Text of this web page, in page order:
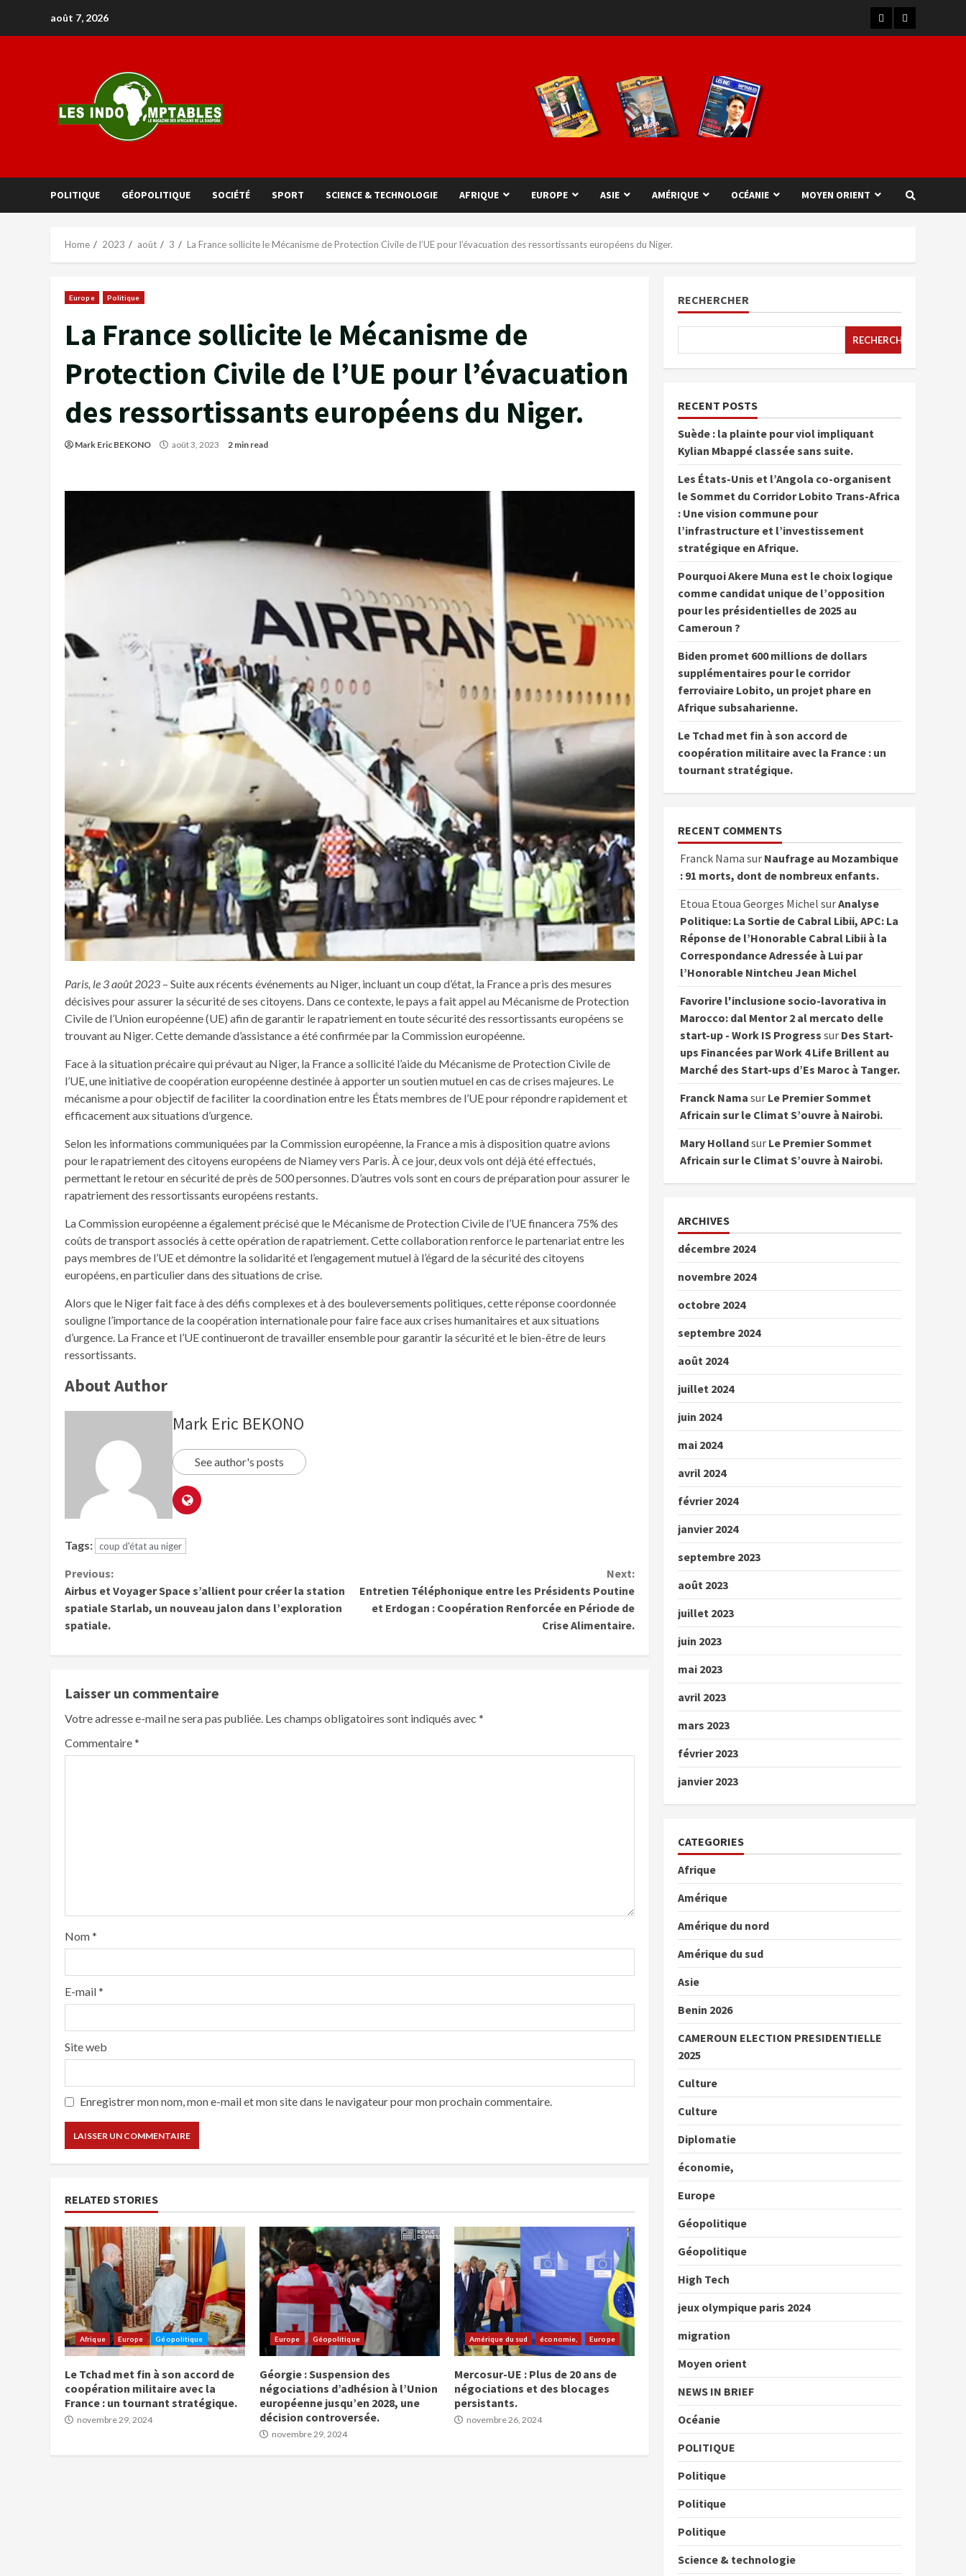
août 7, 2026
POLITIQUE GÉOPOLITIQUE SOCIÉTÉ SPORT SCIENCE & TECHNOLOGIE AFRIQUE EUROPE ASIE AMÉRIQUE OCÉANIE MOYEN ORIENT
Home 2023 août 3 La France sollicite le Mécanisme de Protection Civile de l’UE pour l’évacuation des ressortissants européens du Niger.
Europe Politique
La France sollicite le Mécanisme de
Protection Civile de l’UE pour l’évacuation
des ressortissants européens du Niger.
Mark Eric BEKONO août 3, 2023 2 min read
Paris, le 3 août 2023 – Suite aux récents événements au Niger, incluant un coup d’état, la France a pris des mesures
décisives pour assurer la sécurité de ses citoyens. Dans ce contexte, le pays a fait appel au Mécanisme de Protection
Civile de l’Union européenne (UE) afin de garantir le rapatriement en toute sécurité des ressortissants européens se
trouvant au Niger. Cette demande d’assistance a été confirmée par la Commission européenne.
Face à la situation précaire qui prévaut au Niger, la France a sollicité l’aide du Mécanisme de Protection Civile de
l’UE, une initiative de coopération européenne destinée à apporter un soutien mutuel en cas de crises majeures. Le
mécanisme a pour objectif de faciliter la coordination entre les États membres de l’UE pour répondre rapidement et
efficacement aux situations d’urgence.
Selon les informations communiquées par la Commission européenne, la France a mis à disposition quatre avions
pour le rapatriement des citoyens européens de Niamey vers Paris. À ce jour, deux vols ont déjà été effectués,
permettant le retour en sécurité de près de 500 personnes. D’autres vols sont en cours de préparation pour assurer le
rapatriement des ressortissants européens restants.
La Commission européenne a également précisé que le Mécanisme de Protection Civile de l’UE financera 75% des
coûts de transport associés à cette opération de rapatriement. Cette collaboration renforce le partenariat entre les
pays membres de l’UE et démontre la solidarité et l’engagement mutuel à l’égard de la sécurité des citoyens
européens, en particulier dans des situations de crise.
Alors que le Niger fait face à des défis complexes et à des bouleversements politiques, cette réponse coordonnée
souligne l’importance de la coopération internationale pour faire face aux crises humanitaires et aux situations
d’urgence. La France et l’UE continueront de travailler ensemble pour garantir la sécurité et le bien-être de leurs
ressortissants.
About Author
Mark Eric BEKONO
See author's posts
Tags: coup d'état au niger
Previous:
Airbus et Voyager Space s’allient pour créer la station
spatiale Starlab, un nouveau jalon dans l’exploration
spatiale.
Next:
Entretien Téléphonique entre les Présidents Poutine
et Erdogan : Coopération Renforcée en Période de
Crise Alimentaire.
Laisser un commentaire
Votre adresse e-mail ne sera pas publiée. Les champs obligatoires sont indiqués avec *
Commentaire*
Nom*
E-mail*
Site web
Enregistrer mon nom, mon e-mail et mon site dans le navigateur pour mon prochain commentaire.
RELATED STORIES
Afrique Europe Géopolitique
Le Tchad met fin à son accord de
coopération militaire avec la
France : un tournant stratégique.
novembre 29, 2024
Europe Géopolitique
Géorgie : Suspension des
négociations d’adhésion à l’Union
européenne jusqu’en 2028, une
décision controversée.
novembre 29, 2024
Amérique du sud économie, Europe
Mercosur-UE : Plus de 20 ans de
négociations et des blocages
persistants.
novembre 26, 2024
RECHERCHER
RECHERCHER
RECENT POSTS
Suède : la plainte pour viol impliquant
Kylian Mbappé classée sans suite.
Les États-Unis et l’Angola co-organisent
le Sommet du Corridor Lobito Trans-Africa
: Une vision commune pour
l’infrastructure et l’investissement
stratégique en Afrique.
Pourquoi Akere Muna est le choix logique
comme candidat unique de l’opposition
pour les présidentielles de 2025 au
Cameroun ?
Biden promet 600 millions de dollars
supplémentaires pour le corridor
ferroviaire Lobito, un projet phare en
Afrique subsaharienne.
Le Tchad met fin à son accord de
coopération militaire avec la France : un
tournant stratégique.
RECENT COMMENTS
Franck Nama sur Naufrage au Mozambique
: 91 morts, dont de nombreux enfants.
Etoua Etoua Georges Michel surAnalyse
Politique: La Sortie de Cabral Libii, APC: La
Réponse de l’Honorable Cabral Libii à la
Correspondance Adressée à Lui par
l’Honorable Nintcheu Jean Michel
Favorire l'inclusione socio-lavorativa in
Marocco: dal Mentor 2 al mercato delle
start-up - Work IS Progress sur Des Start-
ups Financées par Work 4 Life Brillent au
Marché des Start-ups d’Es Maroc à Tanger.
Franck Nama sur Le Premier Sommet
Africain sur le Climat S’ouvre à Nairobi.
Mary Hollandsur Le Premier Sommet
Africain sur le Climat S’ouvre à Nairobi.
ARCHIVES
décembre 2024
novembre 2024
octobre 2024
septembre 2024
août 2024
juillet 2024
juin 2024
mai 2024
avril 2024
février 2024
janvier 2024
septembre 2023
août 2023
juillet 2023
juin 2023
mai 2023
avril 2023
mars 2023
février 2023
janvier 2023
CATEGORIES
Afrique
Amérique
Amérique du nord
Amérique du sud
Asie
Benin 2026
CAMEROUN ELECTION PRESIDENTIELLE
2025
Culture
Culture
Diplomatie
économie,
Europe
Géopolitique
Géopolitique
High Tech
jeux olympique paris 2024
migration
Moyen orient
NEWS IN BRIEF
Océanie
POLITIQUE
Politique
Politique
Politique
Science & technologie